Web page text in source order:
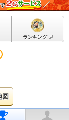
ランキング
図